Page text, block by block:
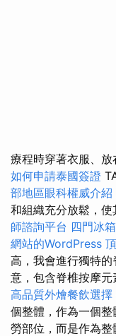
療程時穿著衣服、放
如何申請泰國簽證
部地區眼科權威介紹
和組織充分放鬆，使
師諮詢平台 四門冰
網站的WordPress
高，我會進行獨特
意，包含脊椎按摩元
高品質外燴餐飲選擇
個整體，作為一個
勞部位，而是作為